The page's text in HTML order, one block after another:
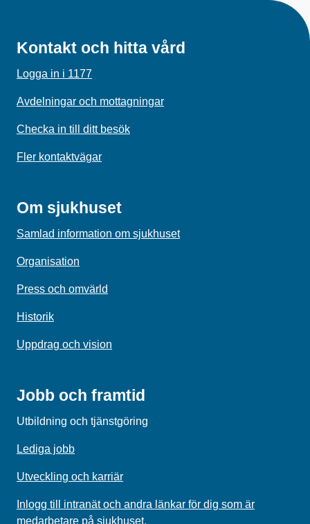
Kontakt och hitta vård
Logga in i 1177
Avdelningar och mottagningar
Checka in till ditt besök
Fler kontaktvägar
Om sjukhuset
Samlad information om sjukhuset
Organisation
Press och omvärld
Historik
Uppdrag och vision
Jobb och framtid
Utbildning och tjänstgöring
Lediga jobb
Utveckling och karriär
Inlogg till intranät och andra länkar för dig som är
medarbetare på sjukhuset.